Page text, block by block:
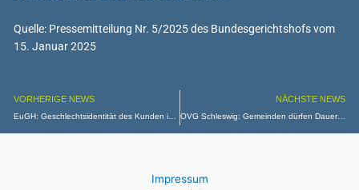
Quelle: Pressemitteilung Nr. 5/2025 des Bundesgerichtshofs vom
15. Januar 2025
VORHERIGE NEWS NÄCHSTE NEWS
OVG Schleswig: Gemeinden dürfen Dauerwohnen und Fremdenbeherbergung in ein prozentuales Verhältnis setzen
Impressum